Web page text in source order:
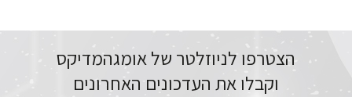
הצטרפו לניוזלטר של אומגהמדיקס
וקבלו את העדכונים האחרונים